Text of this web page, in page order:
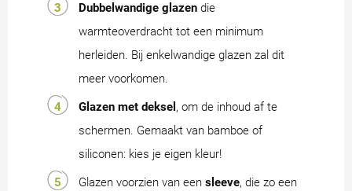
Dubbelwandige glazen die
warmteoverdracht tot een minimum
herleiden. Bij enkelwandige glazen zal dit
meer voorkomen.
Glazen met deksel , om de inhoud af te
schermen. Gemaakt van bamboe of
siliconen: kies je eigen kleur!
Glazen voorzien van een sleeve, die zo een